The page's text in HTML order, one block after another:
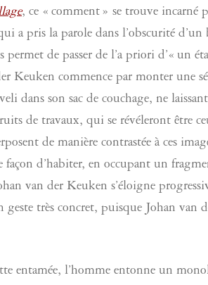
, ce « comment » se trouve incarné
a pris la parole dans l’obscurité
de passer de l’a priori d’« un
Keuken commence par monter une
dans son sac de couchage, ne
de travaux, qui se révéleront être
de manière contrastée à ces
d’habiter, en occupant un
van der Keuken s’éloigne
très concret, puisque Johan van
entamée, l’homme entonne un